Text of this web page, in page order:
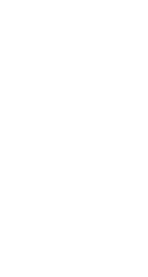
(Fe) - Italy
informatici S.r.l.